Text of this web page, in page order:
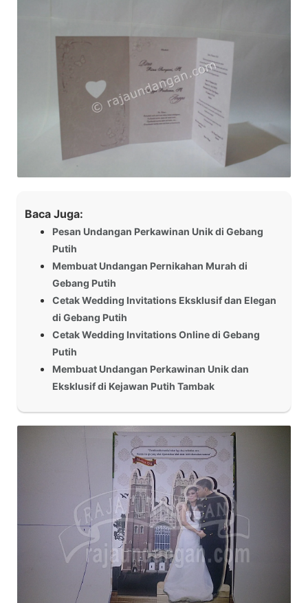
Baca Juga:
Pesan Undangan Perkawinan Unik di Gebang
Putih
Membuat Undangan Pernikahan Murah di
Gebang Putih
Cetak Wedding Invitations Eksklusif dan Elegan
di Gebang Putih
Cetak Wedding Invitations Online di Gebang
Putih
Membuat Undangan Perkawinan Unik dan
Eksklusif di Kejawan Putih Tambak